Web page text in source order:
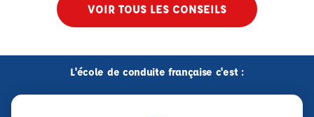
VOIR TOUS LES CONSEILS
L'école de conduite française c'est :